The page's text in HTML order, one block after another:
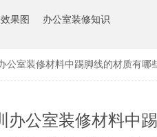
果图 办公室装修知识
公室装修材料中踢脚线的材质有哪
办公室装修材料中